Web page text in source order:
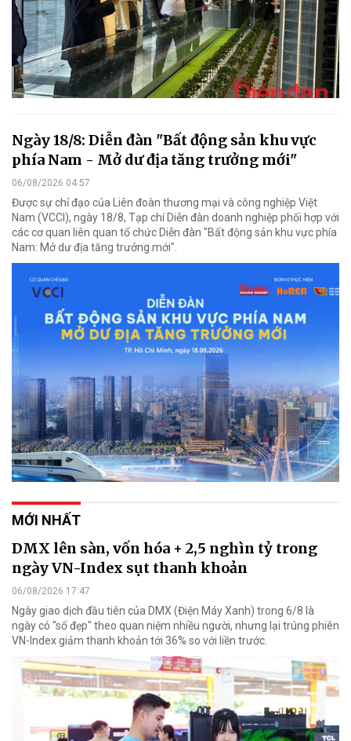
Ngày 18/8: Diễn đàn "Bất động sản khu vực
phía Nam - Mở dư địa tăng trưởng mới"
06/08/2026 04:57
Được sự chỉ đạo của Liên đoàn thương mại và công nghiệp Việt
Nam (VCCI), ngày 18/8, Tạp chí Diễn đàn doanh nghiệp phối hợp với
các cơ quan liên quan tổ chức Diễn đàn "Bất động sản khu vực phía
Nam: Mở dư địa tăng trưởng mới".
MỚI NHẤT
DMX lên sàn, vốn hóa + 2,5 nghìn tỷ trong
ngày VN-Index sụt thanh khoản
06/08/2026 17:47
Ngày giao dịch đầu tiên của DMX (Điện Máy Xanh) trong 6/8 là
ngày có "số đẹp" theo quan niệm nhiều người, nhưng lại trúng phiên
VN-Index giảm thanh khoản tới 36% so với liền trước.